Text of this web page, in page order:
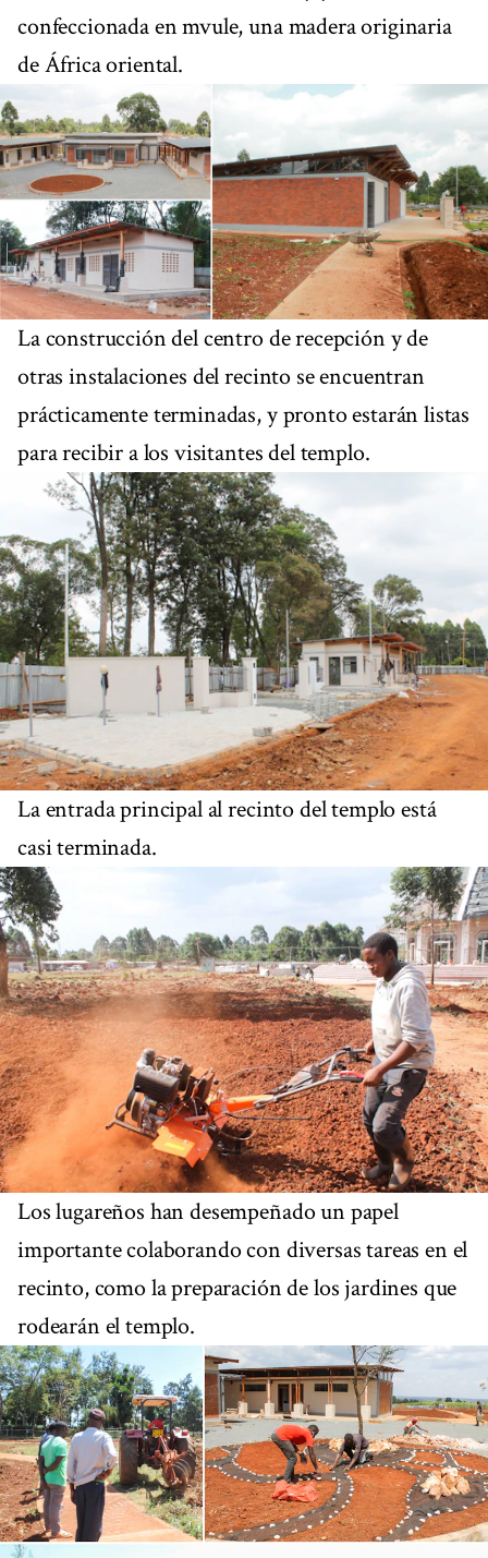
confeccionada en mvule, una madera originaria
de África oriental.
La construcción del centro de recepción y de
otras instalaciones del recinto se encuentran
prácticamente terminadas, y pronto estarán listas
para recibir a los visitantes del templo.
La entrada principal al recinto del templo está
casi terminada.
Los lugareños han desempeñado un papel
importante colaborando con diversas tareas en el
recinto, como la preparación de los jardines que
rodearán el templo.